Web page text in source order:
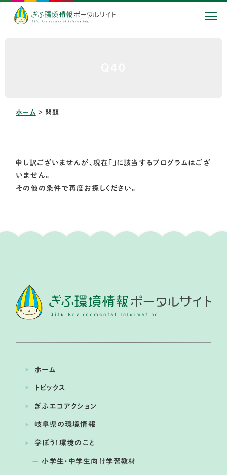
ホーム ＞ 問題
申し訳ございませんが、現在「」に該当するプログラムはござ
いません。
その他の条件で再度お探しください。
ホーム
トピックス
ぎふエコアクション
岐阜県の環境情報
学ぼう！環境のこと
小学生・中学生向け学習教材